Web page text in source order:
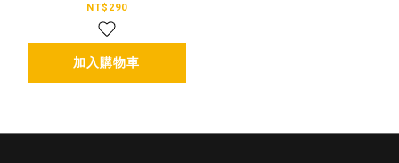
NT$290
加入購物車